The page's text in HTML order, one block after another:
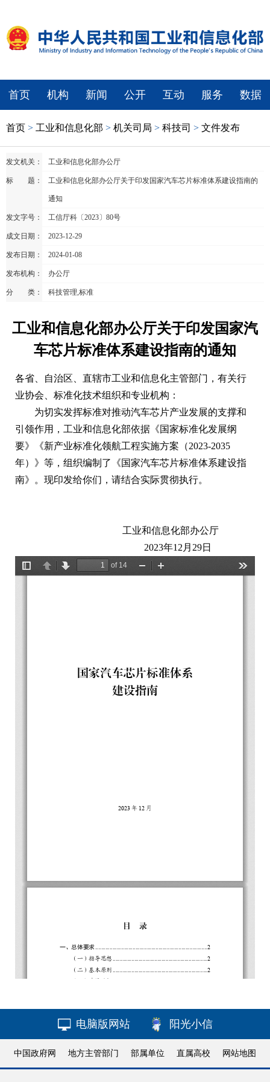
首页 机构 新闻 公开 互动 服务 数据
首页 > 工业和信息化部 > 机关司局 > 科技司 > 文件发布
发文机关： 工业和信息化部办公厅
标 题： 工业和信息化部办公厅关于印发国家汽车芯片标准体系建设指南的
通知
发文字号： 工信厅科〔2023〕80号
成文日期： 2023-12-29
发布日期： 2024-01-08
发布机构： 办公厅
分 类： 科技管理,标准
工业和信息化部办公厅关于印发国家汽
车芯片标准体系建设指南的通知
各省、自治区、直辖市工业和信息化主管部门，有关行
业协会、标准化技术组织和专业机构：
为切实发挥标准对推动汽车芯片产业发展的支撑和
引领作用，工业和信息化部依据《国家标准化发展纲
要》《新产业标准化领航工程实施方案（2023-2035
年）》等，组织编制了《国家汽车芯片标准体系建设指
南》。现印发给你们，请结合实际贯彻执行。
工业和信息化部办公厅
2023年12月29日
电脑版网站 阳光小信
中国政府网 地方主管部门 部属单位 直属高校 网站地图